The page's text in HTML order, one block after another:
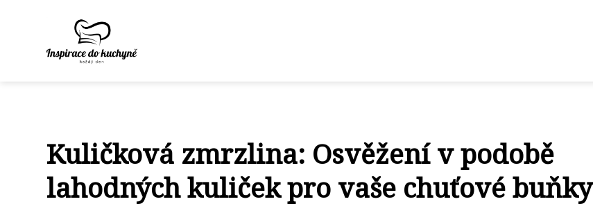
Kuličková zmrzlina: Osvěžení v podobě
lahodných kuliček pro vaše chuťové buňky